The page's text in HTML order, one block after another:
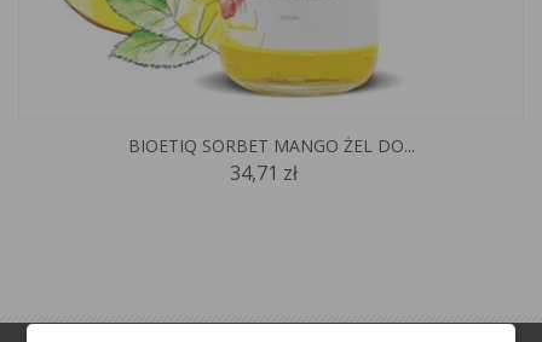
BIOETIQ SORBET MANGO ŻEL DO...
34,71 zł